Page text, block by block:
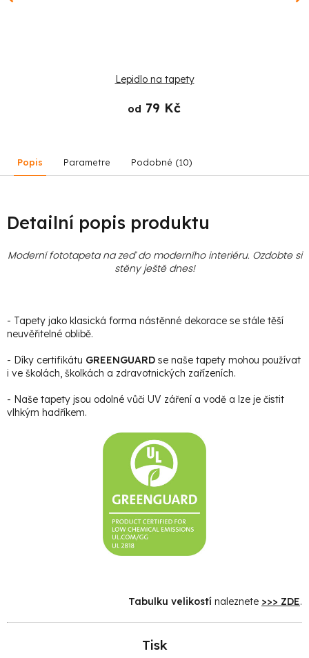
Lepidlo na tapety
od 79 Kč
Popis Parametre Podobné (10)
Detailní popis produktu
Moderní fototapeta na zeď do moderního interiéru. Ozdobte si
stěny ještě dnes!
- Tapety jako klasická forma nástěnné dekorace se stále těší
neuvěřitelné oblibě.
- Díky certifikátu GREENGUARD se naše tapety mohou používat
i ve školách, školkách a zdravotnických zařízeních.
- Naše tapety jsou odolné vůči UV záření a vodě a lze je čistit
vlhkým hadříkem.
Tabulku velikostí naleznete >>> ZDE.
Tisk